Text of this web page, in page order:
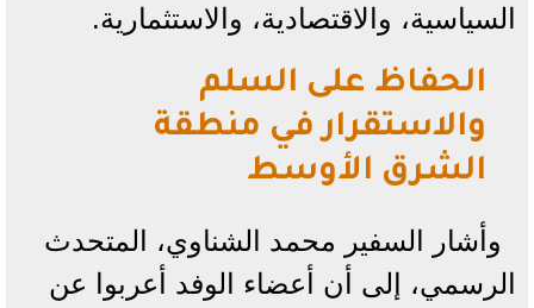
السياسية، والاقتصادية، والاستثمارية.
الحفاظ على السلم
والاستقرار في منطقة
الشرق الأوسط
وأشار السفير محمد الشناوي، المتحدث
الرسمي، إلى أن أعضاء الوفد أعربوا عن